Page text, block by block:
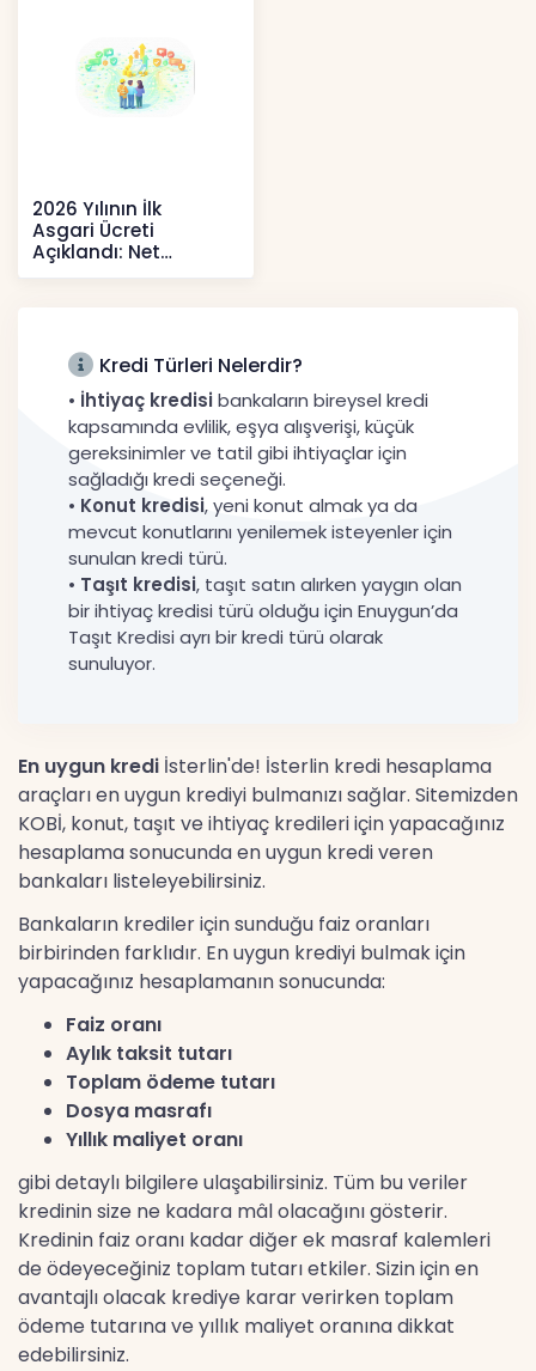
2026 Yılının İlk
Asgari Ücreti
Açıklandı: Net
52.738 TL, Ek Destek
Kredi Türleri Nelerdir?
• İhtiyaç kredisibankaların bireysel kredi
kapsamında evlilik, eşya alışverişi, küçük
gereksinimler ve tatil gibi ihtiyaçlar için
sağladığı kredi seçeneği.
• Konut kredisi, yeni konut almak ya da
mevcut konutlarını yenilemek isteyenler için
sunulan kredi türü.
• Taşıt kredisi, taşıt satın alırken yaygın olan
bir ihtiyaç kredisi türü olduğu için Enuygun’da
Taşıt Kredisi ayrı bir kredi türü olarak
sunuluyor.
En uygun kredi İsterlin'de! İsterlin kredi hesaplama
araçları en uygun krediyi bulmanızı sağlar. Sitemizden
KOBİ, konut, taşıt ve ihtiyaç kredileri için yapacağınız
hesaplama sonucunda en uygun kredi veren
bankaları listeleyebilirsiniz.
Bankaların krediler için sunduğu faiz oranları
birbirinden farklıdır. En uygun krediyi bulmak için
yapacağınız hesaplamanın sonucunda:
Faiz oranı
Aylık taksit tutarı
Toplam ödeme tutarı
Dosya masrafı
Yıllık maliyet oranı
gibi detaylı bilgilere ulaşabilirsiniz. Tüm bu veriler
kredinin size ne kadara mâl olacağını gösterir.
Kredinin faiz oranı kadar diğer ek masraf kalemleri
de ödeyeceğiniz toplam tutarı etkiler. Sizin için en
avantajlı olacak krediye karar verirken toplam
ödeme tutarına ve yıllık maliyet oranına dikkat
edebilirsiniz.